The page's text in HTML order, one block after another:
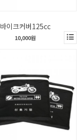
바이크커버125cc
10,000원